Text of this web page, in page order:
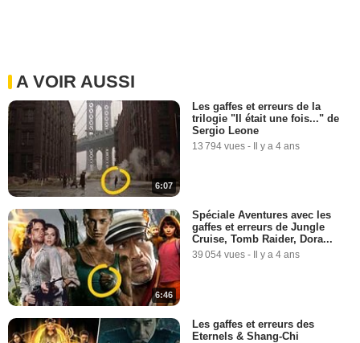
A VOIR AUSSI
6:07
Les gaffes et erreurs de la
trilogie "Il était une fois..." de
Sergio Leone
13 794 vues - Il y a 4 ans
6:46
Spéciale Aventures avec les
gaffes et erreurs de Jungle
Cruise, Tomb Raider, Dora...
39 054 vues - Il y a 4 ans
Les gaffes et erreurs des
Eternels & Shang-Chi